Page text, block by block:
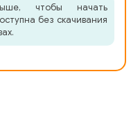
чтобы начать
без скачивания